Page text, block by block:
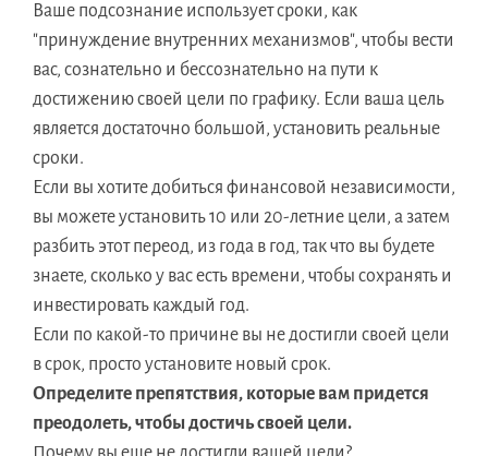
Ваше подсознание использует сроки, как
"принуждение внутренних механизмов", чтобы вести
вас, сознательно и бессознательно на пути к
достижению своей цели по графику. Если ваша цель
является достаточно большой, установить реальные
сроки.
Если вы хотите добиться финансовой независимости,
вы можете установить 10 или 20-летние цели, а затем
разбить этот переод, из года в год, так что вы будете
знаете, сколько у вас есть времени, чтобы сохранять и
инвестировать каждый год.
Если по какой-то причине вы не достигли своей цели
в срок, просто установите новый срок.
Определите препятствия, которые вам придется
преодолеть, чтобы достичь своей цели.